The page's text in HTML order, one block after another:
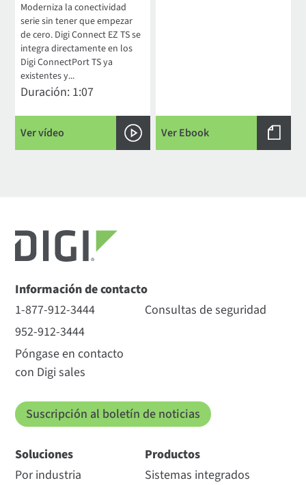
Moderniza la conectividad
serie sin tener que empezar
de cero. Digi Connect EZ TS se
integra directamente en los
Digi ConnectPort TS ya
existentes y...
Duración: 1:07
Ver vídeo Ver Ebook
Información de contacto
1-877-912-3444
952-912-3444
Póngase en contacto
con Digi sales
Consultas de seguridad
Suscripción al boletín de noticias
Soluciones
Por industria
Productos
Sistemas integrados